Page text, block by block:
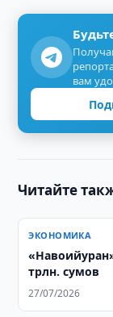
вам
Читайте
ЭКОНОМИКА
трлн. сумов
27/07/2026